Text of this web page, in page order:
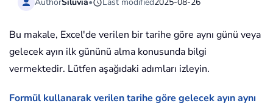
Bu makale, Excel'de verilen bir tarihe göre aynı günü veya
gelecek ayın ilk gününü alma konusunda bilgi
vermektedir. Lütfen aşağıdaki adımları izleyin.
Formül kullanarak verilen tarihe göre gelecek ayın aynı